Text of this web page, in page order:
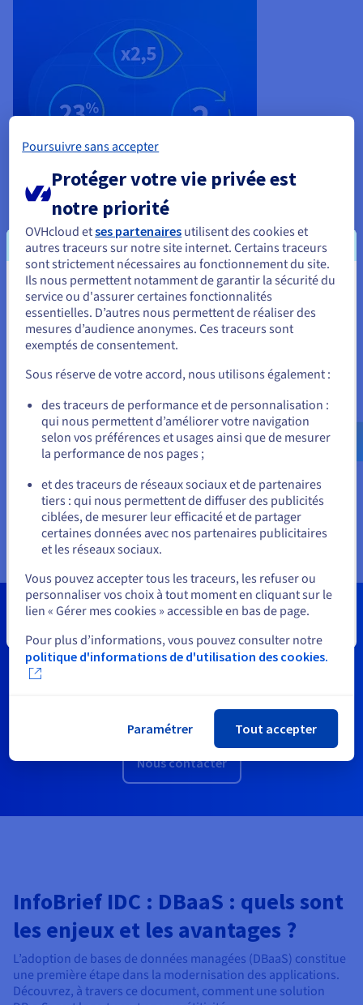
Choisir une solution cloud de
stockage objet : comprendre les
offres du marché en 5 minutes
fournisseur de cloud choisir et comment garder la main sur
performances et les tarifs des principaux fournisseurs de
cloud, cette infographie vous aidera à identifier les économies
que vous pourriez réaliser avec la solution Object Storage
d’OVHcloud. Et ce, sans compromettre les performances ou la
Voir l'infographie
Contactez-nous pour découvrir
comment nous pouvons vous
aider à chaque étape du cycle de
vie de vos données
Nous contacter
InfoBrief IDC : DBaaS : quels sont
les enjeux et les avantages ?
L’adoption de bases de données managées (DBaaS) constitue
une première étape dans la modernisation des applications.
Découvrez, à travers ce document, comment une solution
Vous semblez être localisé en États-
Unis.
Pour commander, rendez-vous sur le site de votre pays (États-
Allez sur le site États-Unis
us.ovhcloud.com/
Anglais USD - $
ou
Rester sur le site actuel
Sélectionner un autre site web
Poursuivre sans accepter
Protéger votre vie privée est
notre priorité
OVHcloud etses partenaires utilisent des cookies et
autres traceurs sur notre site internet. Certains traceurs
sont strictement nécessaires au fonctionnement du site.
Ils nous permettent notamment de garantir la sécurité du
service ou d'assurer certaines fonctionnalités
essentielles. D’autres nous permettent de réaliser des
mesures d’audience anonymes. Ces traceurs sont
exemptés de consentement.
Sous réserve de votre accord, nous utilisons également :
des traceurs de performance et de personnalisation :
qui nous permettent d’améliorer votre navigation
selon vos préférences et usages ainsi que de mesurer
la performance de nos pages ;
et des traceurs de réseaux sociaux et de partenaires
tiers : qui nous permettent de diffuser des publicités
ciblées, de mesurer leur efficacité et de partager
certaines données avec nos partenaires publicitaires
et les réseaux sociaux.
Vous pouvez accepter tous les traceurs, les refuser ou
personnaliser vos choix à tout moment en cliquant sur le
lien « Gérer mes cookies » accessible en bas de page.
Pour plus d’informations, vous pouvez consulter notre
politique d'informations de d'utilisation des cookies.
Paramétrer Tout accepter